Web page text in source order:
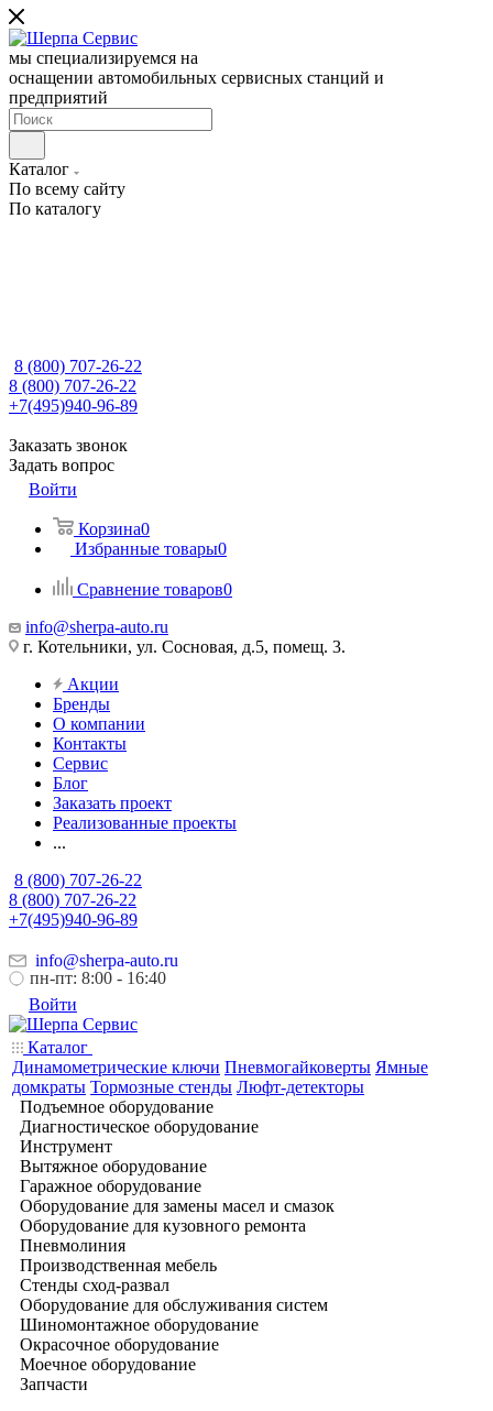
мы специализируемся на
оснащении автомобильных сервисных станций и
предприятий
Каталог
По всему сайту
По каталогу
8 (800) 707-26-22
8 (800) 707-26-22
+7(495)940-96-89
Заказать звонок
Задать вопрос
Войти
Корзина0
Избранные товары0
Сравнение товаров0
info@sherpa-auto.ru
г. Котельники, ул. Сосновая, д.5, помещ. 3.
Акции
Бренды
О компании
Контакты
Сервис
Блог
Заказать проект
Реализованные проекты
...
8 (800) 707-26-22
8 (800) 707-26-22
+7(495)940-96-89
info@sherpa-auto.ru
пн-пт: 8:00 - 16:40
Войти
Каталог
Динамометрические ключи Пневмогайковерты Ямные
домкраты Тормозные стенды Люфт-детекторы
Подъемное оборудование
Диагностическое оборудование
Инструмент
Вытяжное оборудование
Гаражное оборудование
Оборудование для замены масел и смазок
Оборудование для кузовного ремонта
Пневмолиния
Производственная мебель
Стенды сход-развал
Оборудование для обслуживания систем
Шиномонтажное оборудование
Окрасочное оборудование
Моечное оборудование
Запчасти